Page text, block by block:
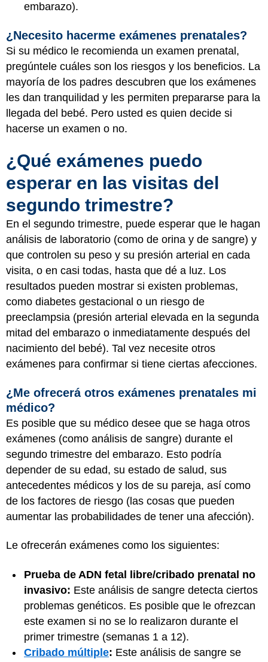
embarazo).
¿Necesito hacerme exámenes prenatales?
Si su médico le recomienda un examen prenatal,
pregúntele cuáles son los riesgos y los beneficios. La
mayoría de los padres descubren que los exámenes
les dan tranquilidad y les permiten prepararse para la
llegada del bebé. Pero usted es quien decide si
hacerse un examen o no.
¿Qué exámenes puedo
esperar en las visitas del
segundo trimestre?
En el segundo trimestre, puede esperar que le hagan
análisis de laboratorio (como de orina y de sangre) y
que controlen su peso y su presión arterial en cada
visita, o en casi todas, hasta que dé a luz. Los
resultados pueden mostrar si existen problemas,
como diabetes gestacional o un riesgo de
preeclampsia (presión arterial elevada en la segunda
mitad del embarazo o inmediatamente después del
nacimiento del bebé). Tal vez necesite otros
exámenes para confirmar si tiene ciertas afecciones.
¿Me ofrecerá otros exámenes prenatales mi
médico?
Es posible que su médico desee que se haga otros
exámenes (como análisis de sangre) durante el
segundo trimestre del embarazo. Esto podría
depender de su edad, su estado de salud, sus
antecedentes médicos y los de su pareja, así como
de los factores de riesgo (las cosas que pueden
aumentar las probabilidades de tener una afección).
Le ofrecerán exámenes como los siguientes:
Prueba de ADN fetal libre/cribado prenatal no
invasivo: Este análisis de sangre detecta ciertos
problemas genéticos. Es posible que le ofrezcan
este examen si no se lo realizaron durante el
primer trimestre (semanas 1 a 12).
Cribado múltiple: Este análisis de sangre se